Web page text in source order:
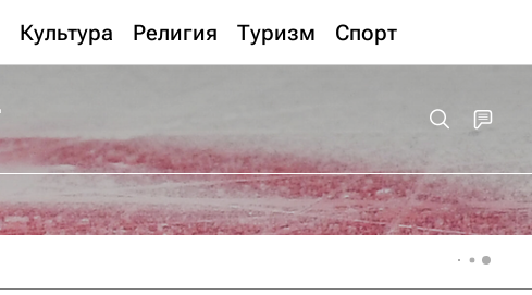
Культура Религия Туризм Спорт